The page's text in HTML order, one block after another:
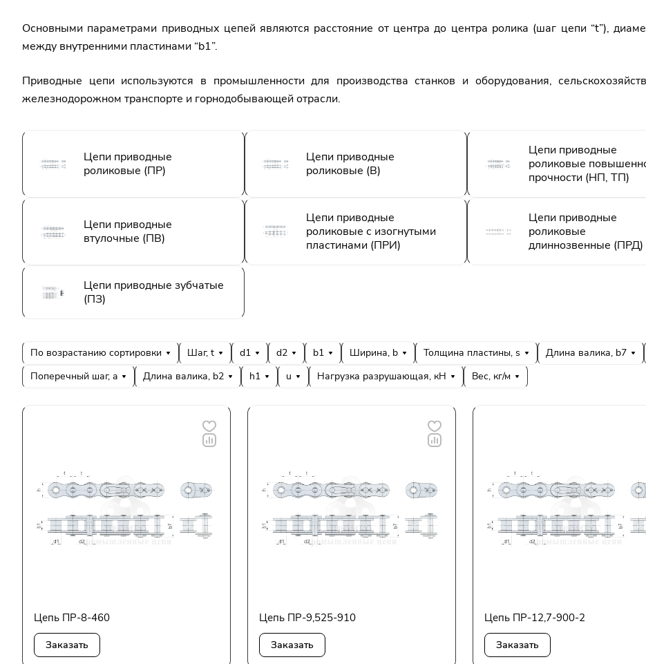
Основными параметрами приводных цепей являются расстояние от центра до центра ролика (шаг цепи “t”),
между внутренними пластинами “b1”.
Приводные цепи используются в промышленности для производства станков и оборудования,
железнодорожном транспорте и горнодобывающей отрасли.
Цепи приводные
роликовые (ПР)
Цепи приводные
роликовые (B)
Цепи приводные
роликовые
прочности (НП, ТП)
Цепи приводные
втулочные (ПВ)
Цепи приводные
роликовые с изогнутыми
пластинами (ПРИ)
Цепи приводные
роликовые
длиннозвенные (ПРД)
Цепи приводные зубчатые
(ПЗ)
По возрастанию сортировки Шаг, t d1 d2 b1 Ширина, b Толщина пластины, s Длина валика, b7
Поперечный шаг, a
Длина валика, b2 h1 u Нагрузка разрушающая, кН Вес, кг/м
Цепь ПР-8-460
Заказать
Цепь ПР-9,525-910
Заказать
Цепь ПР-12,7-900-2
Заказать